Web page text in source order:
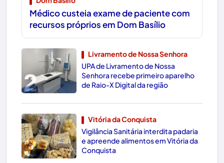
Médico custeia exame de paciente com
recursos próprios em Dom Basílio
2
Livramento de Nossa Senhora
UPA de Livramento de Nossa
Senhora recebe primeiro aparelho
de Raio-X Digital da região
3
Vitória da Conquista
Vigilância Sanitária interdita padaria
e apreende alimentos em Vitória da
Conquista